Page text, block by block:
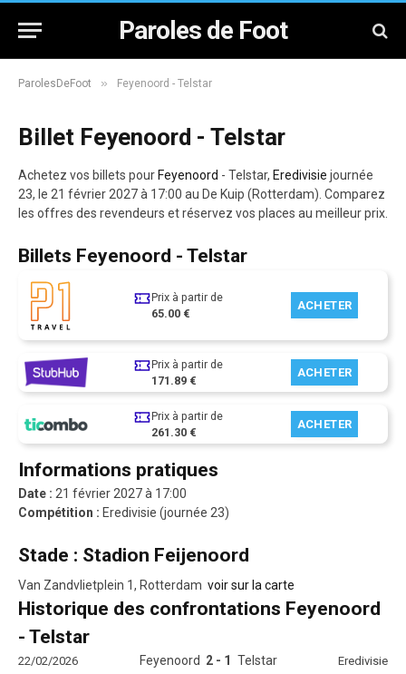
Paroles de Foot
ParolesDeFoot » Feyenoord - Telstar
Billet Feyenoord - Telstar
Achetez vos billets pour Feyenoord - Telstar, Eredivisie journée
23, le 21 février 2027 à 17:00 au De Kuip (Rotterdam). Comparez
les offres des revendeurs et réservez vos places au meilleur prix.
Billets Feyenoord - Telstar
Prix à partir de
65.00 €
ACHETER
Prix à partir de
171.89 €
ACHETER
Prix à partir de
261.30 €
ACHETER
Informations pratiques
Date : 21 février 2027 à 17:00
Compétition : Eredivisie (journée 23)
Stade : Stadion Feijenoord
Van Zandvlietplein 1, Rotterdam voir sur la carte
Historique des confrontations Feyenoord
- Telstar
22/02/2026 Feyenoord 2 - 1 Telstar
Eredivisie